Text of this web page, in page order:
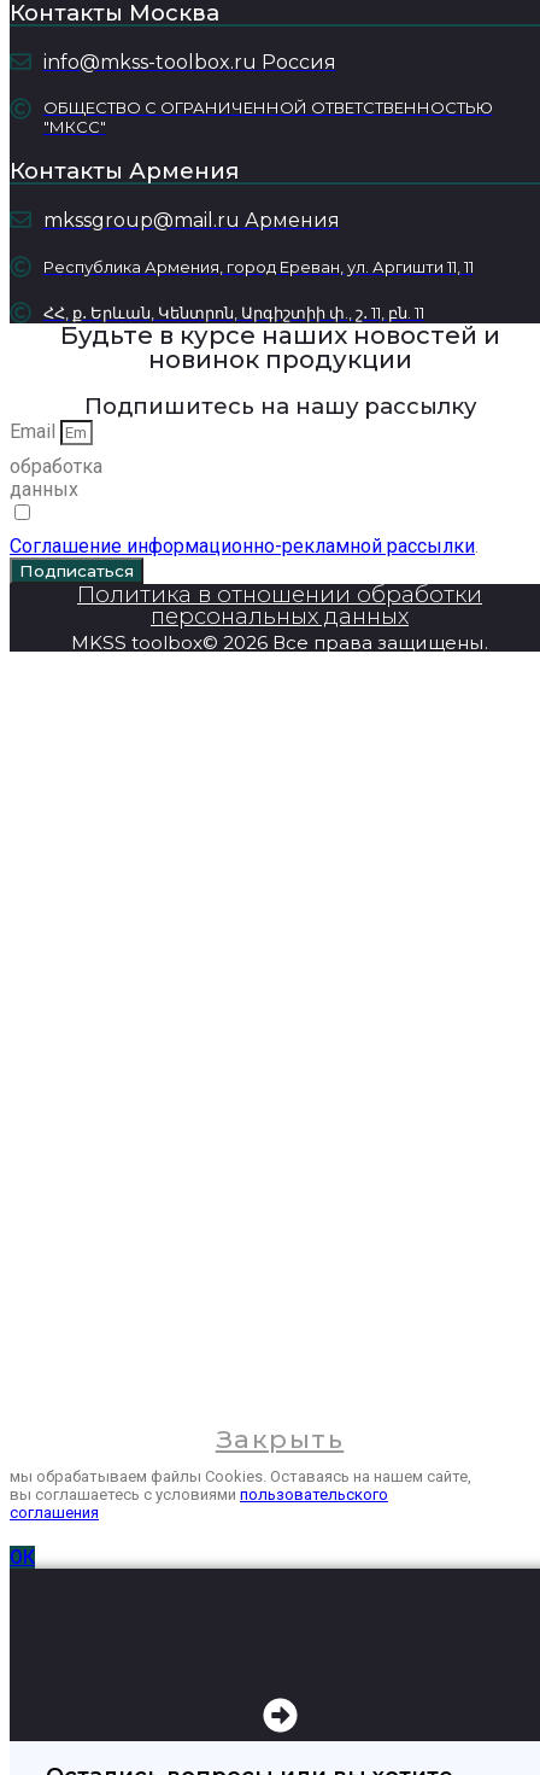
Контакты Москва
info@mkss-toolbox.ru Россия
ОБЩЕСТВО С ОГРАНИЧЕННОЙ ОТВЕТСТВЕННОСТЬЮ
"МКСС"
Контакты Армения
mkssgroup@mail.ru Армения
Республика Армения, город Ереван, ул. Аргишти 11, 11
ՀՀ, ք․ Երևան, Կենտրոն, Արգիշտիի փ., շ․ 11, բն. 11
Будьте в курсе наших новостей и
новинок продукции
Подпишитесь на нашу рассылку
Email
обработка
данных
Соглашение информационно-рекламной рассылки.
Подписаться
Политика в отношении обработки
персональных данных
MKSS toolbox© 2026 Все права защищены.
Закрыть
мы обрабатываем файлы Cookies. Оставаясь на нашем сайте,
вы соглашаетесь с условиями пользовательского
соглашения
ОК